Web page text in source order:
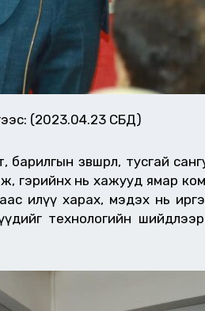
(2023.04.23 СБД)
зөвшөөрөл, тусгай
гэрийнх нь хажууд ямар
илүү харах, мэдэх нь
технологийн